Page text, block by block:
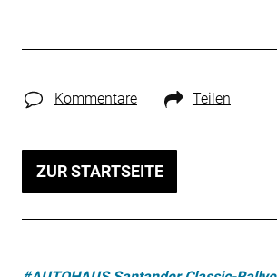
Kommentare Teilen
ZUR STARTSEITE